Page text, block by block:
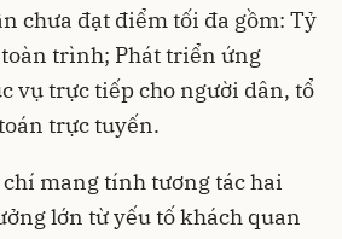
chưa đạt điểm tối đa gồm: Tỷ
trình; Phát triển ứng
vụ trực tiếp cho người dân, tổ
trực tuyến.
mang tính tương tác hai
lớn từ yếu tố khách quan